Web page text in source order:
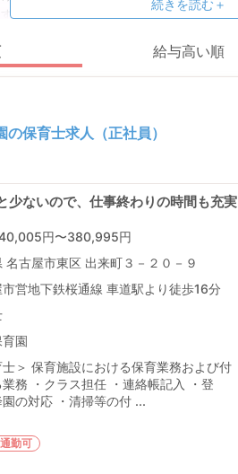
続きを読む＋
。
給与高い順
保育士求人（正社員）
少ないので、仕事終わりの時間も充
円〜380,995円
名古屋市東区 出来町３－２０－９
営地下鉄桜通線 車道駅より徒歩16分
園
士＞ 保育施設における保育業務および付
務 ・クラス担任 ・連絡帳記入 ・登
園の対応 ・清掃等の付 ...
勤可